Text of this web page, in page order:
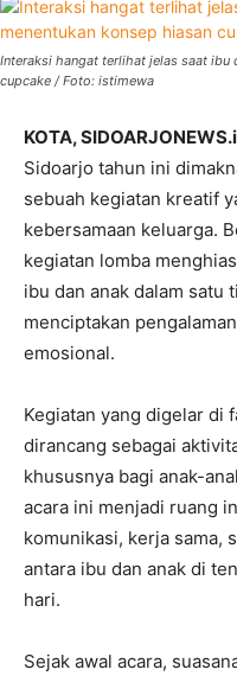
Interaksi hangat terlihat jelas saat ibu
cupcake / Foto: istimewa
KOTA,
Sidoarjo tahun ini
sebuah kegiatan kreatif
kebersamaan keluarga.
kegiatan lomba
ibu dan anak dalam satu
menciptakan
emosional.
Kegiatan yang digelar di
dirancang sebagai
khususnya bagi anak-
acara ini menjadi ruang
komunikasi, kerja sama,
antara ibu dan anak di
hari.
Sejak awal acara,